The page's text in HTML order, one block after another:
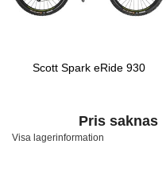
Scott Spark eRide 930
Pris saknas
Visa lagerinformation